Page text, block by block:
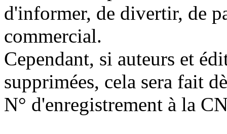
d'informer, de divertir, de
commercial.
Cependant, si auteurs et
supprimées, cela sera fait
N° d'enregistrement à la